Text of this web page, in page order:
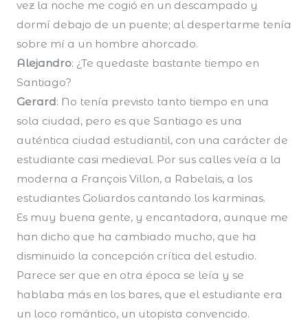
vez la noche me cogió en un descampado y
dormí debajo de un puente; al despertarme tenía
sobre mí a un hombre ahorcado.
Alejandro: ¿Te quedaste bastante tiempo en
Santiago?
Gerard: No tenía previsto tanto tiempo en una
sola ciudad, pero es que Santiago es una
auténtica ciudad estudiantil, con una carácter de
estudiante casi medieval. Por sus calles veía a la
moderna a François Villon, a Rabelais, a los
estudiantes Goliardos cantando los karminas.
Es muy buena gente, y encantadora, aunque me
han dicho que ha cambiado mucho, que ha
disminuido la concepción crítica del estudio.
Parece ser que en otra época se leía y se
hablaba más en los bares, que el estudiante era
un loco romántico, un utopista convencido.